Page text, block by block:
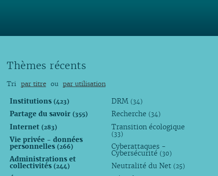
Thèmes récents
Tri par titre ou par utilisation
Institutions (423)
Partage du savoir (355)
Internet (283)
Vie privée - données
personnelles (266)
Administrations et
collectivités (244)
DRM (34)
Recherche (34)
Transition écologique
(33)
Cyberattaques -
Cybersécurité (30)
Neutralité du Net (25)